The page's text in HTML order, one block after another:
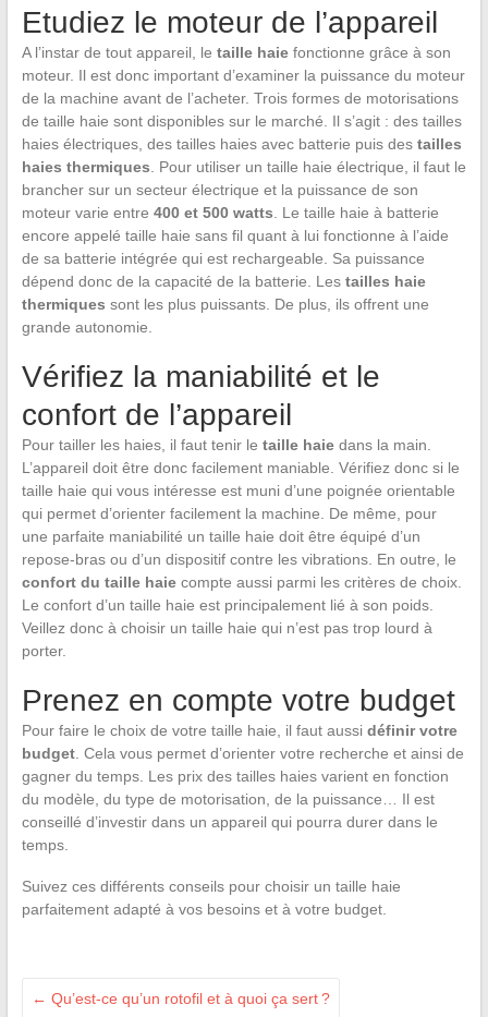
Etudiez le moteur de l’appareil
A l’instar de tout appareil, le taille haiefonctionne grâce à son
moteur. Il est donc important d’examiner la puissance du moteur
de la machine avant de l’acheter. Trois formes de motorisations
de taille haie sont disponibles sur le marché. Il s’agit : des tailles
haies électriques, des tailles haies avec batterie puis des tailles
haies thermiques. Pour utiliser un taille haie électrique, il faut le
brancher sur un secteur électrique et la puissance de son
moteur varie entre 400 et 500 watts. Le taille haie à batterie
encore appelé taille haie sans fil quant à lui fonctionne à l’aide
de sa batterie intégrée qui est rechargeable. Sa puissance
dépend donc de la capacité de la batterie. Les tailles haie
thermiques sont les plus puissants. De plus, ils offrent une
grande autonomie.
Vérifiez la maniabilité et le
confort de l’appareil
Pour tailler les haies, il faut tenir le taille haiedans la main.
L’appareil doit être donc facilement maniable. Vérifiez donc si le
taille haie qui vous intéresse est muni d’une poignée orientable
qui permet d’orienter facilement la machine. De même, pour
une parfaite maniabilité un taille haie doit être équipé d’un
repose-bras ou d’un dispositif contre les vibrations. En outre, le
confort du taille haiecompte aussi parmi les critères de choix.
Le confort d’un taille haie est principalement lié à son poids.
Veillez donc à choisir un taille haie qui n’est pas trop lourd à
porter.
Prenez en compte votre budget
Pour faire le choix de votre taille haie, il faut aussi définir votre
budget. Cela vous permet d’orienter votre recherche et ainsi de
gagner du temps. Les prix des tailles haies varient en fonction
du modèle, du type de motorisation, de la puissance… Il est
conseillé d’investir dans un appareil qui pourra durer dans le
temps.
Suivez ces différents conseils pour choisir un taille haie
parfaitement adapté à vos besoins et à votre budget.
← Qu’est-ce qu’un rotofil et à quoi ça sert ?